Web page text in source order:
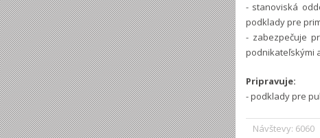
Návštevy: 6060
- stanoviská
podklady pre
- zabezpečuje
podnikateľskými
Pripravuje:
- podklady pre